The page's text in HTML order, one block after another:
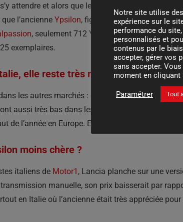
attendre et alors que le réseau européen de
l’ancienne Ypsilon, figurant parmi les
, seulement 712 Ypsilon ont été écoulées
exemplaires.
elle reste très rare
les autres marchés : en France, par
aussi très bas dans les autres pays du Vieux
de l’année en Europe. Elle est partie pour
moins chère ?
italiens de Motor1 , Lancia planche sur une
manuelle, son prix baisserait par
en Italie où l’ancienne était très appréciée
Notre site utilise
expérience sur le
performance du
personnalisés et
contenus par le
accepter, gérer vos
sans accepter.
moment en cliquant
Paramétrer Tout